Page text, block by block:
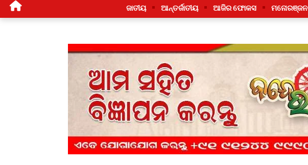
ଜାତୀୟ ଆନ୍ତର୍ଜାତୀୟ ଆଜିର ଫୋକସ ମନୋରଞ୍ଜନ